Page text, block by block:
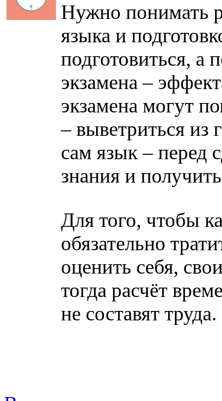
Нужно понимать
языка и
подготовиться, а
экзамена –
экзамена могут
– выветриться из
сам язык – перед
знания и
Для того, чтобы
обязательно
оценить себя,
тогда расчёт
не составят труда.